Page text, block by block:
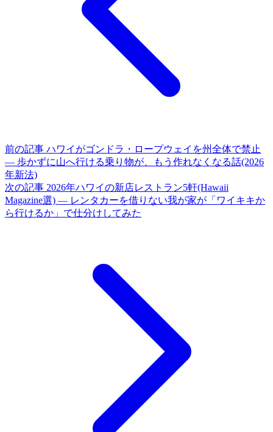
前の記事 ハワイがゴンドラ・ロープウェイを州全体で禁止
― 歩かずに山へ行ける乗り物が、もう作れなくなる話(2026
年新法)
次の記事 2026年ハワイの新店レストラン5軒(Hawaii
Magazine選) ― レンタカーを借りない我が家が「ワイキキか
ら行けるか」で仕分けしてみた